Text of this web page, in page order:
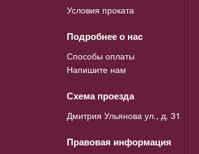
Условия проката
Подробнее о нас
Способы оплаты
Напишите нам
Схема проезда
Дмитрия Ульянова ул., д. 31
Правовая информация